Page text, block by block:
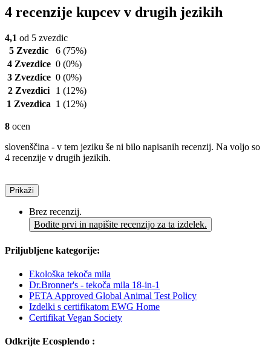
4 recenzije kupcev v drugih jezikih
4,1 od 5 zvezdic
5 Zvezdic
6 (75%)
4 Zvezdice 0 (0%)
3 Zvezdice 0 (0%)
2 Zvezdici
1 (12%)
1 Zvezdica 1 (12%)
8 ocen
slovenščina - v tem jeziku še ni bilo napisanih recenzij. Na voljo so
4 recenzije v drugih jezikih.
Prikaži
Brez recenzij.
Bodite prvi in napišite recenzijo za ta izdelek.
Priljubljene kategorije:
Ekološka tekoča mila
Dr.Bronner's - tekoča mila 18-in-1
PETA Approved Global Animal Test Policy
Izdelki s certifikatom EWG Home
Certifikat Vegan Society
Odkrijte Ecosplendo :